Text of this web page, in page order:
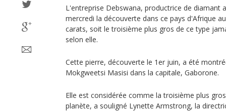
L'entreprise Debswana, productrice de diamant
mercredi la découverte dans ce pays d'Afrique
carats, soit le troisième plus gros de ce type
selon elle.
Cette pierre, découverte le 1er juin, a été
Mokgweetsi Masisi dans la capitale, Gaborone.
Elle est considérée comme la troisième plus
planète, a souligné Lynette Armstrong, la